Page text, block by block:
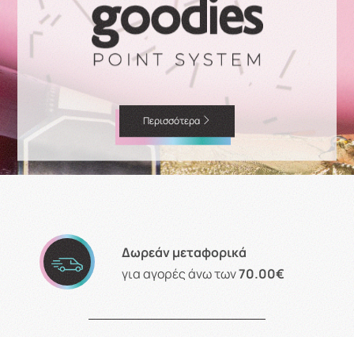
Περισσότερα
Δωρεάν μεταφορικά
για αγορές άνω των70.00€